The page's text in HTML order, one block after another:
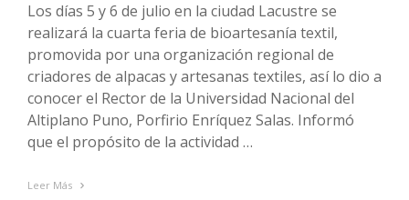
Los días 5 y 6 de julio en la ciudad Lacustre se
realizará la cuarta feria de bioartesanía textil,
promovida por una organización regional de
criadores de alpacas y artesanas textiles, así lo dio a
conocer el Rector de la Universidad Nacional del
Altiplano Puno, Porfirio Enríquez Salas. Informó
que el propósito de la actividad …
Leer Más